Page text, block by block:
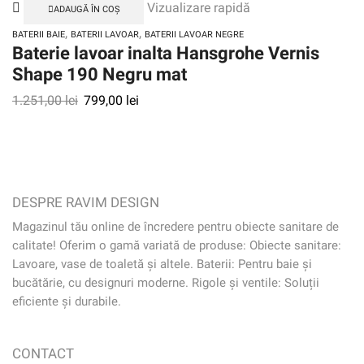
ADAUGĂ ÎN COȘ Vizualizare rapidă
BATERII BAIE, BATERII LAVOAR, BATERII LAVOAR NEGRE
Baterie lavoar inalta Hansgrohe Vernis
Shape 190 Negru mat
1.251,00lei 799,00 lei
DESPRE RAVIM DESIGN
Magazinul tău online de încredere pentru obiecte sanitare de
calitate! Oferim o gamă variată de produse: Obiecte sanitare:
Lavoare, vase de toaletă și altele. Baterii: Pentru baie și
bucătărie, cu designuri moderne. Rigole și ventile: Soluții
eficiente și durabile.
CONTACT